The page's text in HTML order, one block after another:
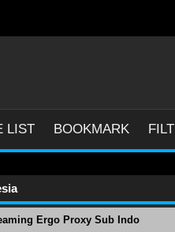
LIST BOOKMARK
Ergo Proxy Sub Indo